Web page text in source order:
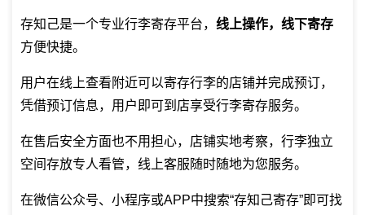
存知己是一个专业行李寄存平台， 线上操作，线下寄存
方便快捷。
用户在线上查看附近可以寄存行李的店铺并完成预订，
凭借预订信息，用户即可到店享受行李寄存服务。
在售后安全方面也不用担心，店铺实地考察，行李独立
空间存放专人看管，线上客服随时随地为您服务。
在微信公众号、小程序或APP中搜索“存知己寄存”即可找